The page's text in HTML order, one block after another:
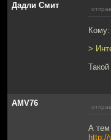
Дадли Смит
>
AMV76
А тем